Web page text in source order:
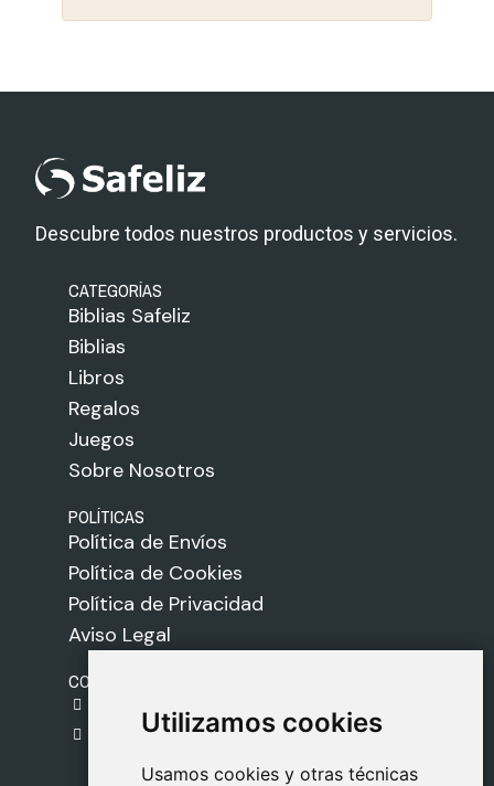
Utilizamos cookies
Usamos cookies y otras técnicas
Utilizamos cookies
Usamos cookies y otras técnicas
Descubre todos nuestros productos y servicios.
CATEGORÍAS
Biblias Safeliz
Biblias
Libros
Regalos
Juegos
Sobre Nosotros
POLÍTICAS
Política de Envíos
Política de Cookies
Política de Privacidad
Aviso Legal
CONTACTO
C. del Pradillo, 6, 28770 Colmenar Viejo,
Madrid